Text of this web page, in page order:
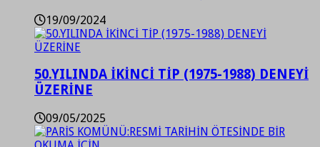
19/09/2024
50.YILINDA İKİNCİ TİP (1975-1988) DENEYİ
ÜZERİNE
09/05/2025